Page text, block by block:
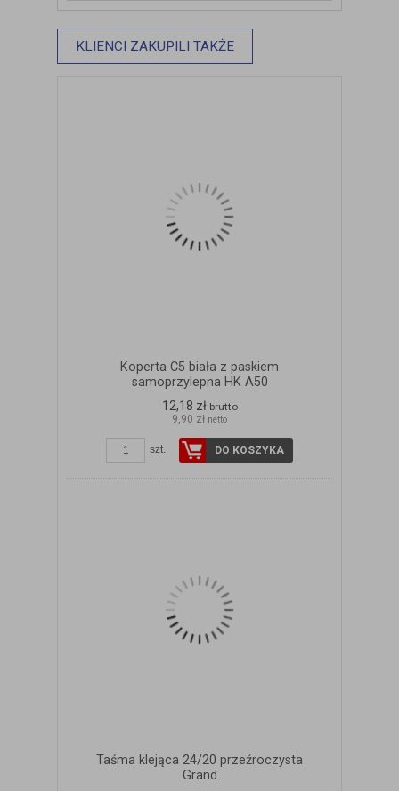
KLIENCI ZAKUPILI TAKŻE
Koperta C5 biała z paskiem
samoprzylepna HK A50
12,18 zł brutto
9,90 zł netto
szt. DO KOSZYKA
Taśma klejąca 24/20 przeźroczysta
Grand